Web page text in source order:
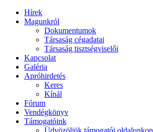
Hírek
Magunkról
Dokumentumok
Társaság cégadatai
Társaság tisztségviselői
Kapcsolat
Galéria
Apróhirdetés
Keres
Kínál
Fórum
Vendégkönyv
Támogatóink
Üdvözöljük támogatói oldalunkon